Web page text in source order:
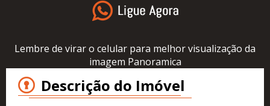
Lembre de virar o celular para melhor visualização da
imagem Panoramica
Descrição do Imóvel